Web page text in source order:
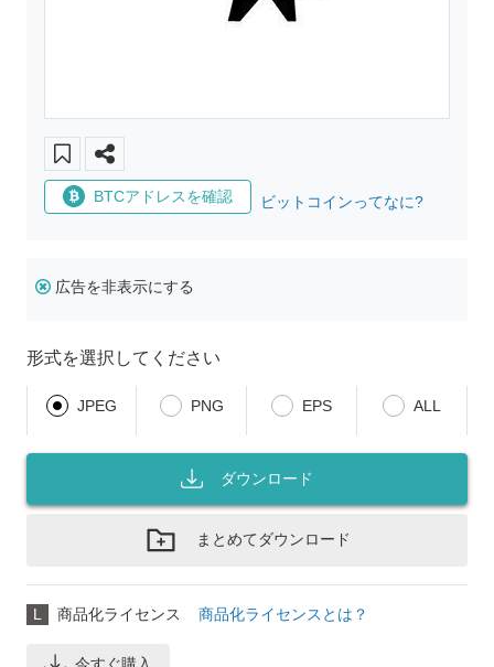
BTCアドレスを確認 ビットコインってなに?
広告を非表示にする
形式を選択してください
JPEG PNG EPS ALL
ダウンロード
まとめてダウンロード
L 商品化ライセンス 商品化ライセンスとは？